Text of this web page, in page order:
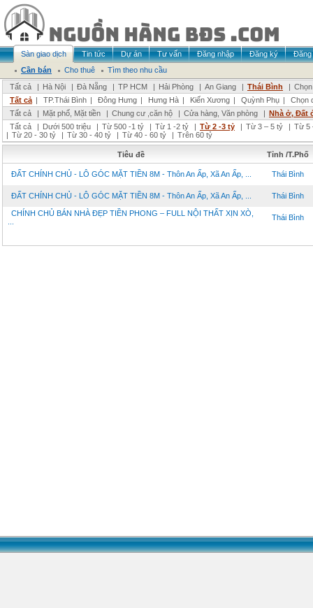
Sàn giao dịch Tin tức Dự án Tư vấn Đăng nhập Đăng ký
Đăng
Cần bán
Cho thuê
Tìm theo nhu cầu
Tất cả
| Hà Nội | Đà Nẵng | TP HCM | Hải Phòng | An Giang | Thái Bình |
Tất cả | TP.Thái Bình | Đông Hưng | Hưng Hà | Kiến Xương | Quỳnh Phụ |
Chọn
Tất cả
| Mặt phố, Mặt tiền | Chung cư ,căn hộ | Cửa hàng, Văn phòng | Nhà ở, Đất
Tất cả
| Dưới 500 triệu | Từ 500 -1 tỷ | Từ 1 -2 tỷ | Từ 2 -3 tỷ | Từ 3 – 5 tỷ | Từ 5
| Từ 20 - 30 tỷ | Từ 30 - 40 tỷ | Từ 40 - 60 tỷ | Trên 60 tỷ
Tiêu đề Tỉnh /T.Phố
ĐẤT CHÍNH CHỦ - LÔ GÓC MẶT TIỀN 8M - Thôn An Ấp, Xã An Ấp, ... Thái Bình
ĐẤT CHÍNH CHỦ - LÔ GÓC MẶT TIỀN 8M - Thôn An Ấp, Xã An Ấp, ... Thái Bình
CHÍNH CHỦ BÁN NHÀ ĐẸP TIỀN PHONG – FULL NỘI THẤT XỊN XÒ,
Thái Bình